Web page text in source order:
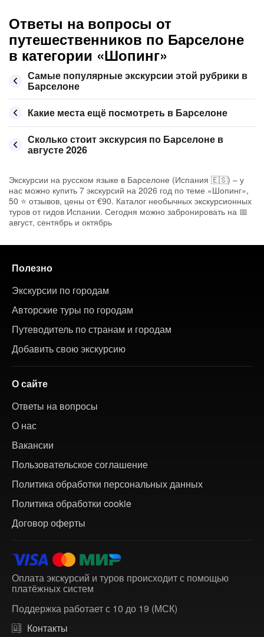
Ответы на вопросы от
путешественников по Барселоне
в категории «Шопинг»
Самые популярные экскурсии этой рубрики в
Барселоне
Какие места ещё посмотреть в Барселоне
Сколько стоит экскурсия по Барселоне в
августе 2026
Экскурсии на русском языке в Барселоне (Испания 🇪🇸) – у
нас можно купить 7 экскурсий на 2026 год по теме «Шопинг»,
50 ⭐ отзывов, цены от €90. Каталог необычных экскурсионных
туров от гидов Испании. Сегодня можно забронировать на 📅
август, сентябрь и октябрь
Полезно
Экскурсии по городам
Авторские туры по городам
Путеводитель по странам и городам
Добавить свою экскурсию
О сайте
Ответы на вопросы
О нас
Вакансии
Пользовательское соглашение
Политика обработки персональных данных
Политика обработки cookie
Договор оферты
Оплата экскурсий и туров происходит с помощью
платёжных систем
Поддержка работает с 10 до 19 (МСК)
Контакты